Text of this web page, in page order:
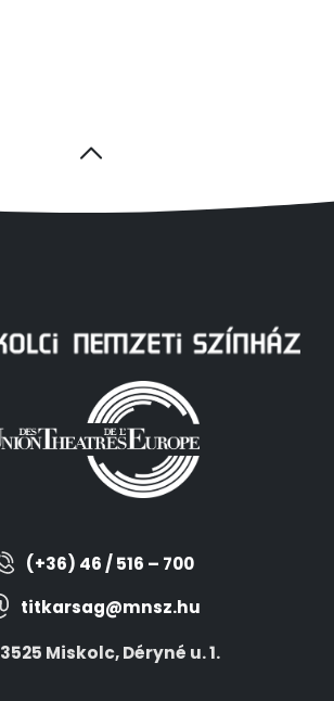
(+36) 46 / 516 – 700
titkarsag@mnsz.hu
3525 Miskolc, Déryné u. 1.